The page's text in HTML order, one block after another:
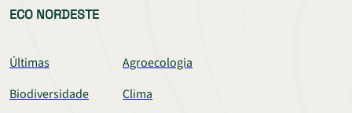
ECO NORDESTE
Últimas
Agroecologia
Biodiversidade
Clima